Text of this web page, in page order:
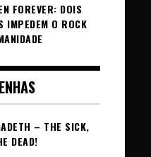
FOREVER: DOIS
IMPEDEM O ROCK
– THE SICK,
DEAD!